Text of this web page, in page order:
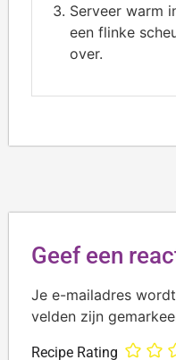
Serveer warm
een flinke
over.
Geef een
Je e-mailadres
velden zijn
Recipe Rating